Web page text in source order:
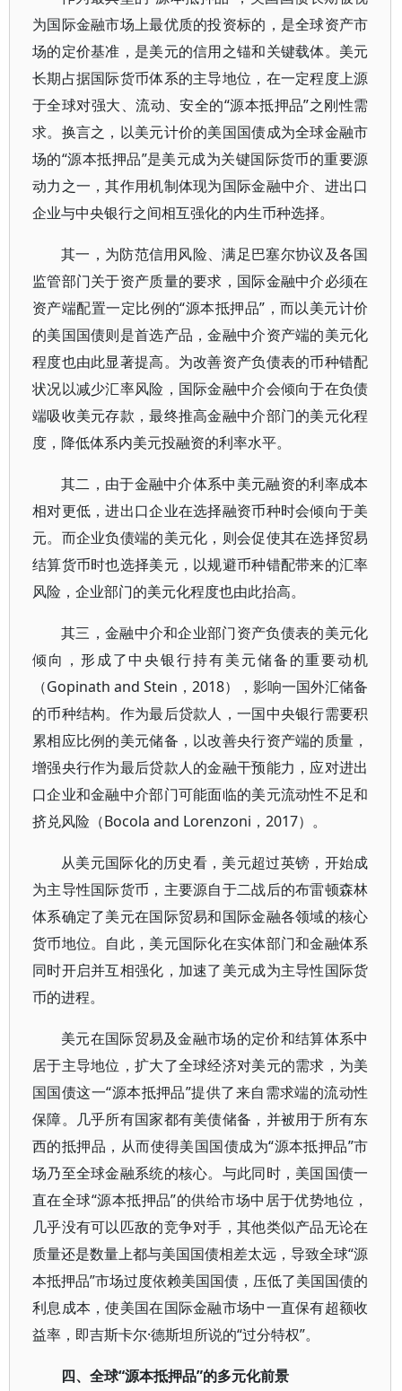
为国际金融市场上最优质的投资标的，是全球资产市
场的定价基准，是美元的信用之锚和关键载体。美元
长期占据国际货币体系的主导地位，在一定程度上源
于全球对强大、流动、安全的“源本抵押品”之刚性需
求。换言之，以美元计价的美国国债成为全球金融市
场的“源本抵押品”是美元成为关键国际货币的重要源
动力之一，其作用机制体现为国际金融中介、进出口
企业与中央银行之间相互强化的内生币种选择。
其一，为防范信用风险、满足巴塞尔协议及各国
监管部门关于资产质量的要求，国际金融中介必须在
资产端配置一定比例的“源本抵押品”，而以美元计价
的美国国债则是首选产品，金融中介资产端的美元化
程度也由此显著提高。为改善资产负债表的币种错配
状况以减少汇率风险，国际金融中介会倾向于在负债
端吸收美元存款，最终推高金融中介部门的美元化程
度，降低体系内美元投融资的利率水平。
其二，由于金融中介体系中美元融资的利率成本
相对更低，进出口企业在选择融资币种时会倾向于美
元。而企业负债端的美元化，则会促使其在选择贸易
结算货币时也选择美元，以规避币种错配带来的汇率
风险，企业部门的美元化程度也由此抬高。
其三，金融中介和企业部门资产负债表的美元化
倾向，形成了中央银行持有美元储备的重要动机
（Gopinath and Stein，2018），影响一国外汇储备
的币种结构。作为最后贷款人，一国中央银行需要积
累相应比例的美元储备，以改善央行资产端的质量，
增强央行作为最后贷款人的金融干预能力，应对进出
口企业和金融中介部门可能面临的美元流动性不足和
挤兑风险（Bocola and Lorenzoni，2017）。
从美元国际化的历史看，美元超过英镑，开始成
为主导性国际货币，主要源自于二战后的布雷顿森林
体系确定了美元在国际贸易和国际金融各领域的核心
货币地位。自此，美元国际化在实体部门和金融体系
同时开启并互相强化，加速了美元成为主导性国际货
币的进程。
美元在国际贸易及金融市场的定价和结算体系中
居于主导地位，扩大了全球经济对美元的需求，为美
国国债这一“源本抵押品”提供了来自需求端的流动性
保障。几乎所有国家都有美债储备，并被用于所有东
西的抵押品，从而使得美国国债成为“源本抵押品”市
场乃至全球金融系统的核心。与此同时，美国国债一
直在全球“源本抵押品”的供给市场中居于优势地位，
几乎没有可以匹敌的竞争对手，其他类似产品无论在
质量还是数量上都与美国国债相差太远，导致全球“源
本抵押品”市场过度依赖美国国债，压低了美国国债的
利息成本，使美国在国际金融市场中一直保有超额收
益率，即吉斯卡尔·德斯坦所说的“过分特权”。
四、全球“源本抵押品”的多元化前景